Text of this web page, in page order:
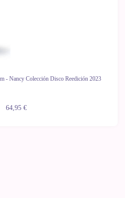
- Nancy Colección Disco Reedición 2023
64,95 €